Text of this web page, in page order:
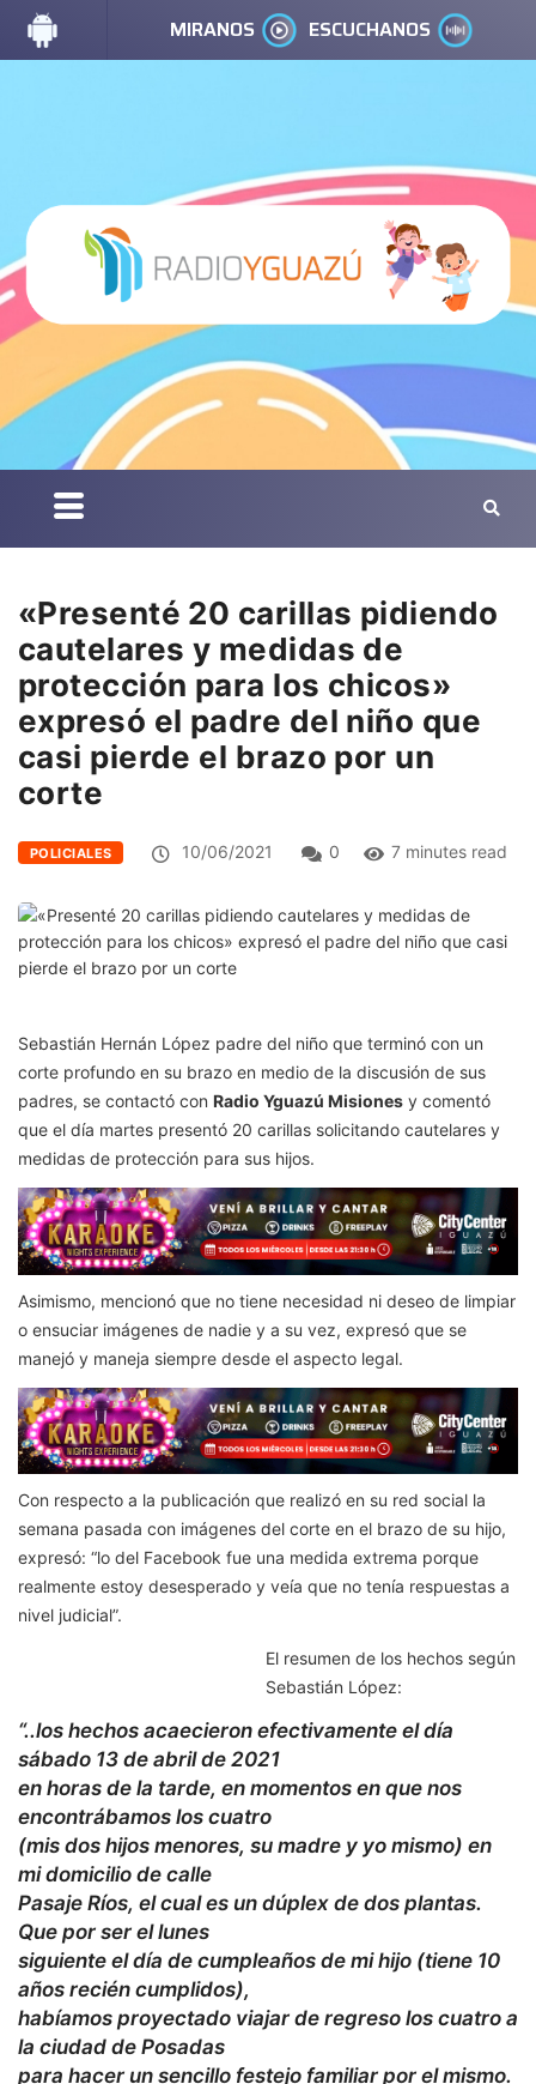
MIRANOS ESCUCHANOS
«Presenté 20 carillas pidiendo
cautelares y medidas de
protección para los chicos»
expresó el padre del niño que
casi pierde el brazo por un
corte
POLICIALES 10/06/2021 0 7 minutes read
Sebastián Hernán López padre del niño que terminó con un
corte profundo en su brazo en medio de la discusión de sus
padres, se contactó con Radio Yguazú Misiones y comentó
que el día martes presentó 20 carillas solicitando cautelares y
medidas de protección para sus hijos.
Asimismo, mencionó que no tiene necesidad ni deseo de limpiar
o ensuciar imágenes de nadie y a su vez, expresó que se
manejó y maneja siempre desde el aspecto legal.
Con respecto a la publicación que realizó en su red social la
semana pasada con imágenes del corte en el brazo de su hijo,
expresó: “lo del Facebook fue una medida extrema porque
realmente estoy desesperado y veía que no tenía respuestas a
nivel judicial”.
El resumen de los hechos según
Sebastián López:
“..los hechos acaecieron efectivamente el día
sábado 13 de abril de 2021
en horas de la tarde, en momentos en que nos
encontrábamos los cuatro
(mis dos hijos menores, su madre y yo mismo) en
mi domicilio de calle
Pasaje Ríos, el cual es un dúplex de dos plantas.
Que por ser el lunes
siguiente el día de cumpleaños de mi hijo (tiene 10
años recién cumplidos),
habíamos proyectado viajar de regreso los cuatro a
la ciudad de Posadas
para hacer un sencillo festejo familiar por el mismo.